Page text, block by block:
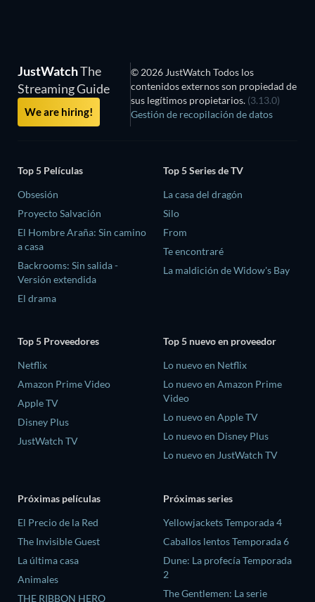
JustWatchThe
Streaming Guide
We are hiring!
© 2026 JustWatch Todos los
contenidos externos son propiedad de
sus legítimos propietarios. (3.13.0)
Gestión de recopilación de datos
Top 5 Películas
Obsesión
Proyecto Salvación
El Hombre Araña: Sin camino
a casa
Backrooms: Sin salida -
Versión extendida
El drama
Top 5 Series de TV
La casa del dragón
Silo
From
Te encontraré
La maldición de Widow's Bay
Top 5 Proveedores
Netflix
Amazon Prime Video
Apple TV
Disney Plus
JustWatch TV
Top 5 nuevo en proveedor
Lo nuevo en Netflix
Lo nuevo en Amazon Prime
Video
Lo nuevo en Apple TV
Lo nuevo en Disney Plus
Lo nuevo en JustWatch TV
Próximas películas
El Precio de la Red
The Invisible Guest
La última casa
Animales
THE RIBBON HERO
Próximas series
Yellowjackets Temporada 4
Caballos lentos Temporada 6
Dune: La profecía Temporada
2
The Gentlemen: La serie